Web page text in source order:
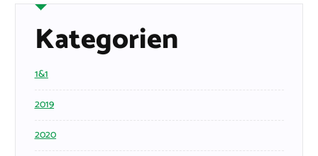
Kategorien
1&1
2019
2020